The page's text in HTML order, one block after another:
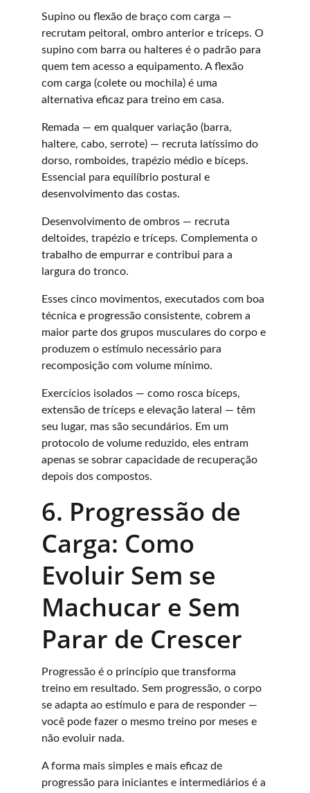
Supino ou flexão de braço com carga —
recrutam peitoral, ombro anterior e tríceps. O
supino com barra ou halteres é o padrão para
quem tem acesso a equipamento. A flexão
com carga (colete ou mochila) é uma
alternativa eficaz para treino em casa.
Remada — em qualquer variação (barra,
haltere, cabo, serrote) — recruta latíssimo do
dorso, romboides, trapézio médio e bíceps.
Essencial para equilíbrio postural e
desenvolvimento das costas.
Desenvolvimento de ombros — recruta
deltoides, trapézio e tríceps. Complementa o
trabalho de empurrar e contribui para a
largura do tronco.
Esses cinco movimentos, executados com boa
técnica e progressão consistente, cobrem a
maior parte dos grupos musculares do corpo e
produzem o estímulo necessário para
recomposição com volume mínimo.
Exercícios isolados — como rosca bíceps,
extensão de tríceps e elevação lateral — têm
seu lugar, mas são secundários. Em um
protocolo de volume reduzido, eles entram
apenas se sobrar capacidade de recuperação
depois dos compostos.
6. Progressão de
Carga: Como
Evoluir Sem se
Machucar e Sem
Parar de Crescer
Progressão é o princípio que transforma
treino em resultado. Sem progressão, o corpo
se adapta ao estímulo e para de responder —
você pode fazer o mesmo treino por meses e
não evoluir nada.
A forma mais simples e mais eficaz de
progressão para iniciantes e intermediários é a